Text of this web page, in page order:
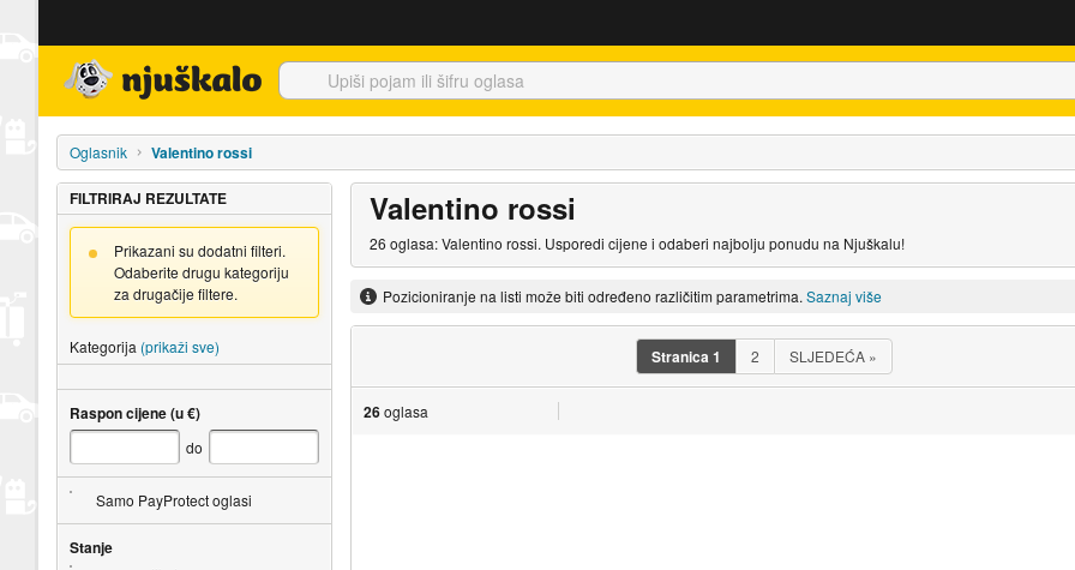
Oglasnik Valentino rossi
Valentino rossi
26 oglasa: Valentino rossi. Usporedi cijene i odaberi najbolju ponudu na Njuškalu!
Pozicioniranje na listi može biti određeno različitim parametrima. Saznaj više
Stranica1 2 SLJEDEĆA »
26oglasa
FILTRIRAJ REZULTATE
Prikazani su dodatni filteri.
Odaberite drugu kategoriju
za drugačije filtere.
Kategorija (prikaži sve)
Raspon cijene (u €)
do
Samo PayProtect oglasi
Stanje